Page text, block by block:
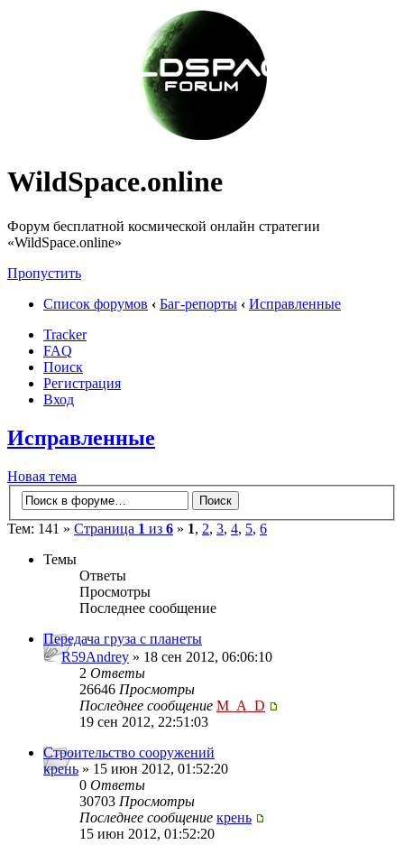
WildSpace.online
Форум бесплатной космической онлайн стратегии
«WildSpace.online»
Пропустить
Список форумов ‹ Баг-репорты ‹ Исправленные
Tracker
FAQ
Поиск
Регистрация
Вход
Исправленные
Новая тема
Тем: 141 » Страница 1 из 6 » 1, 2, 3, 4, 5, 6
Темы
Ответы
Просмотры
Последнее сообщение
Передача груза с планеты
R59Andrey » 18 сен 2012, 06:06:10
2 Ответы
26646 Просмотры
Последнее сообщение M_A_D
19 сен 2012, 22:51:03
Строительство сооружений
крень » 15 июн 2012, 01:52:20
0 Ответы
30703 Просмотры
Последнее сообщение крень
15 июн 2012, 01:52:20